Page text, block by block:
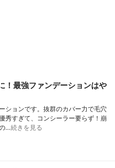
！最強ファンデーションはや
ションです。抜群のカバー力で毛穴
秀すぎて、コンシーラー要らず！崩
…続きを見る